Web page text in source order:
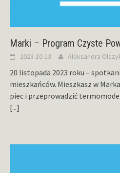
Marki – Program Czyste
2023-10-13 Aleksandra
20 listopada 2023 roku –
mieszkańców. Mieszkasz w
piec i przeprowadzić
[...]